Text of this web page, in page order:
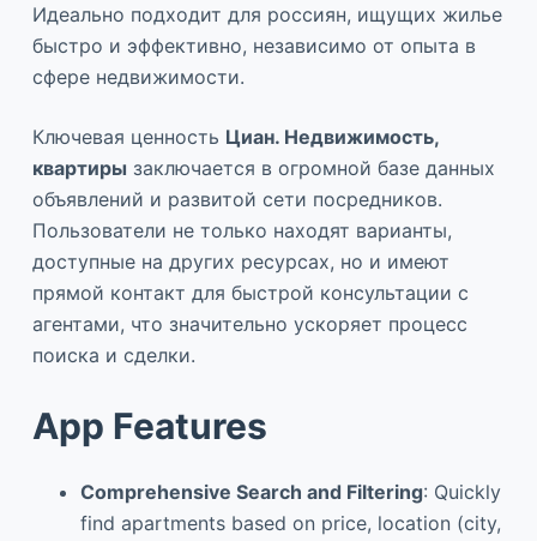
Идеально подходит для россиян, ищущих жилье
быстро и эффективно, независимо от опыта в
сфере недвижимости.
Ключевая ценность Циан. Недвижимость,
квартиры заключается в огромной базе данных
объявлений и развитой сети посредников.
Пользователи не только находят варианты,
доступные на других ресурсах, но и имеют
прямой контакт для быстрой консультации с
агентами, что значительно ускоряет процесс
поиска и сделки.
App Features
Comprehensive Search and Filtering: Quickly
find apartments based on price, location (city,